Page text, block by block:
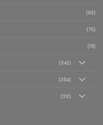
(63)
(76)
(18)
(342)
(354)
(312)